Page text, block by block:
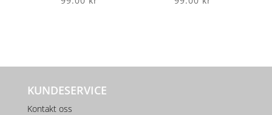
KUNDESERVICE
Kontakt oss